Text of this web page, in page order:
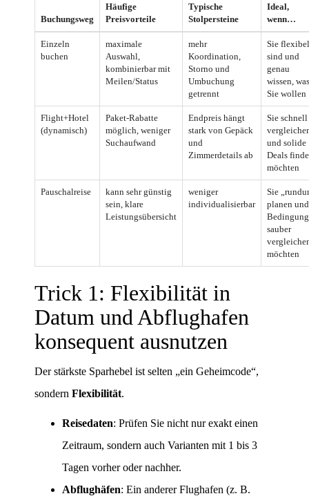
Buchungsweg
Häufige
Preisvorteile
Typische
Stolpersteine
Ideal,
wenn…
Einzeln
buchen
maximale
Auswahl,
kombinierbar mit
Meilen/Status
mehr
Koordination,
Storno und
Umbuchung
getrennt
Sie flexibel
sind und
genau
wissen, was
Sie wollen
Flight+Hotel
(dynamisch)
Paket-Rabatte
möglich, weniger
Suchaufwand
Endpreis hängt
stark von Gepäck
und
Zimmerdetails ab
Sie schnell
und solide
Deals
möchten
Pauschalreise
kann sehr günstig
sein, klare
Leistungsübersicht
weniger
individualisierbar
Sie
planen und
sauber
möchten
Trick 1: Flexibilität in
Datum und Abflughafen
konsequent ausnutzen
Der stärkste Sparhebel ist selten „ein Geheimcode“,
sondern Flexibilität.
Reisedaten: Prüfen Sie nicht nur exakt einen
Zeitraum, sondern auch Varianten mit 1 bis 3
Tagen vorher oder nachher.
Abflughäfen: Ein anderer Flughafen (z. B.